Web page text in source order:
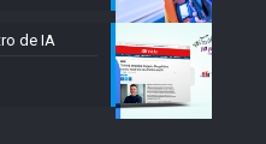
de IA